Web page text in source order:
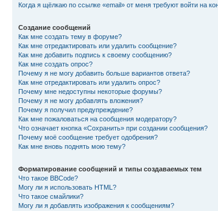
Когда я щёлкаю по ссылке «email» от меня требуют войти на
Создание сообщений
Как мне создать тему в форуме?
Как мне отредактировать или удалить сообщение?
Как мне добавить подпись к своему сообщению?
Как мне создать опрос?
Почему я не могу добавить больше вариантов ответа?
Как мне отредактировать или удалить опрос?
Почему мне недоступны некоторые форумы?
Почему я не могу добавлять вложения?
Почему я получил предупреждение?
Как мне пожаловаться на сообщения модератору?
Что означает кнопка «Сохранить» при создании сообщения?
Почему моё сообщение требует одобрения?
Как мне вновь поднять мою тему?
Форматирование сообщений и типы создаваемых тем
Что такое BBCode?
Могу ли я использовать HTML?
Что такое смайлики?
Могу ли я добавлять изображения к сообщениям?